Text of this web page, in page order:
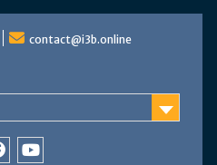
contact@i3b.online